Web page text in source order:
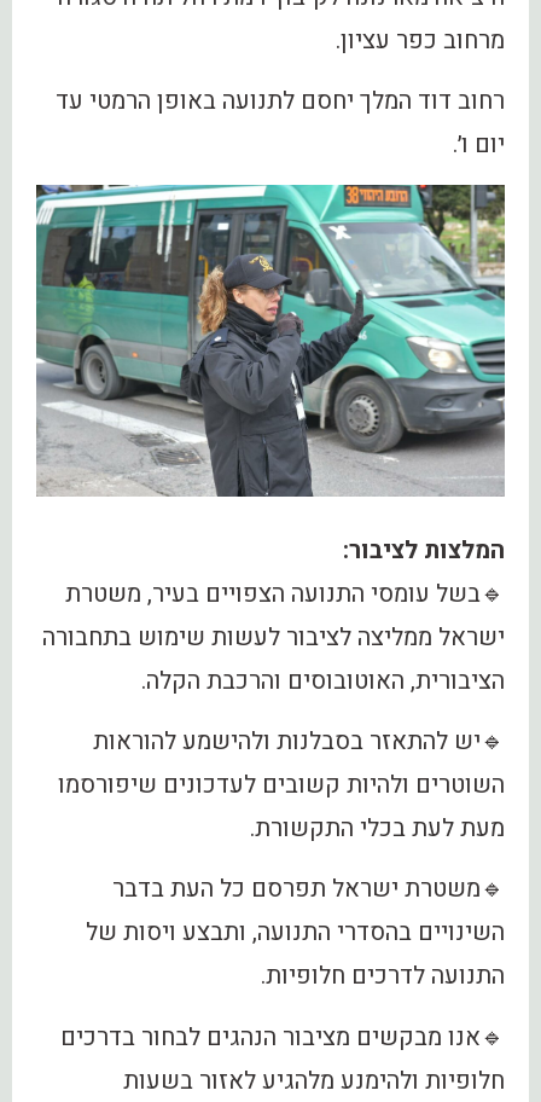
מרחוב כפר עציון.
רחוב דוד המלך יחסם לתנועה באופן הרמטי עד
יום ו׳.
המלצות לציבור:
🔹בשל עומסי התנועה הצפויים בעיר, משטרת
ישראל ממליצה לציבור לעשות שימוש בתחבורה
הציבורית, האוטובוסים והרכבת הקלה.
🔹יש להתאזר בסבלנות ולהישמע להוראות
השוטרים ולהיות קשובים לעדכונים שיפורסמו
מעת לעת בכלי התקשורת.
🔹משטרת ישראל תפרסם כל העת בדבר
השינויים בהסדרי התנועה, ותבצע ויסות של
התנועה לדרכים חלופיות.
🔹אנו מבקשים מציבור הנהגים לבחור בדרכים
חלופיות ולהימנע מלהגיע לאזור בשעות